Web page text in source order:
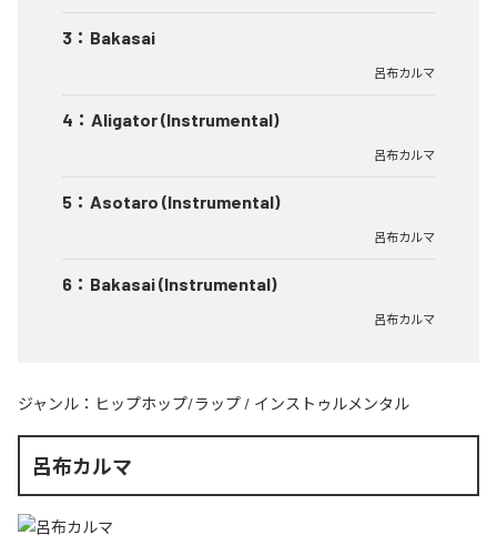
3 ： Bakasai
呂布カルマ
4 ： Aligator (Instrumental)
呂布カルマ
5 ： Asotaro (Instrumental)
呂布カルマ
6 ： Bakasai (Instrumental)
呂布カルマ
ジャンル： ヒップホップ/ラップ / インストゥルメンタル
呂布カルマ